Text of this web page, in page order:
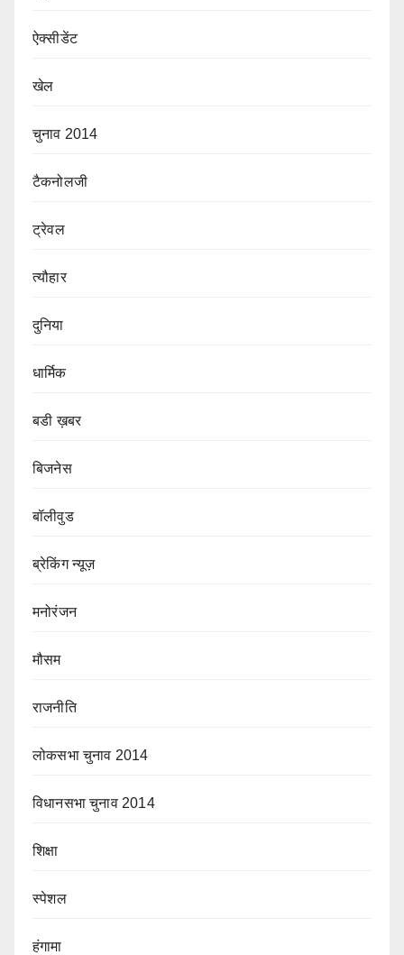
ऐक्सीडेंट
खेल
चुनाव 2014
टैकनोलजी
ट्रेवल
त्यौहार
दुनिया
धार्मिक
बडी ख़बर
बिजनेस
बॉलीवुड
ब्रेकिंग न्यूज़
मनोरंजन
मौसम
राजनीति
लोकसभा चुनाव 2014
विधानसभा चुनाव 2014
शिक्षा
स्पेशल
हंगामा